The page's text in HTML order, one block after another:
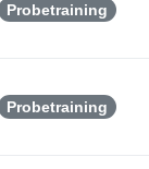
Probetraining
Probetraining